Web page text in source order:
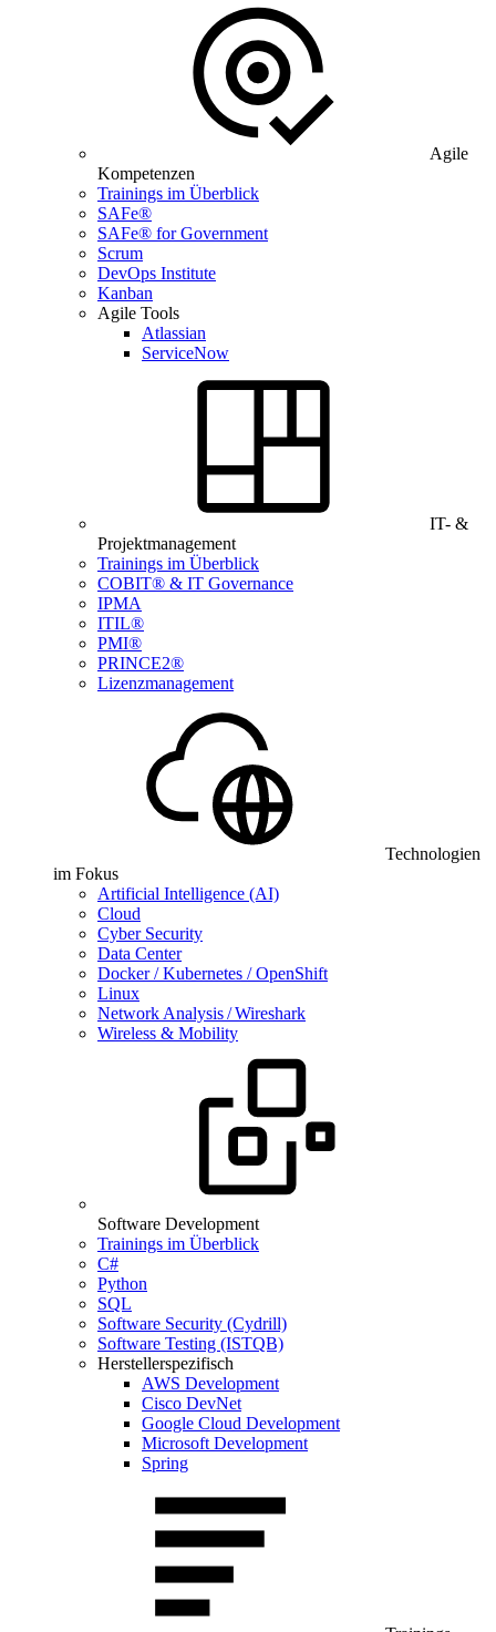
Agile
Kompetenzen
Trainings im Überblick
SAFe®
SAFe® for Government
Scrum
DevOps Institute
Kanban
Agile Tools
Atlassian
ServiceNow
IT- &
Projektmanagement
Trainings im Überblick
COBIT® & IT Governance
IPMA
ITIL®
PMI®
PRINCE2®
Lizenzmanagement
Technologien
im Fokus
Artificial Intelligence (AI)
Cloud
Cyber Security
Data Center
Docker / Kubernetes / OpenShift
Linux
Network Analysis / Wireshark
Wireless & Mobility
Software Development
Trainings im Überblick
C#
Python
SQL
Software Security (Cydrill)
Software Testing (ISTQB)
Herstellerspezifisch
AWS Development
Cisco DevNet
Google Cloud Development
Microsoft Development
Spring